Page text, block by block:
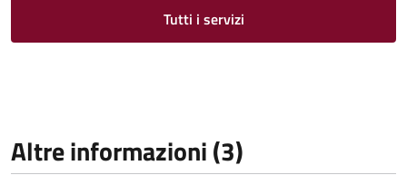
Tutti i servizi
Altre informazioni (3)